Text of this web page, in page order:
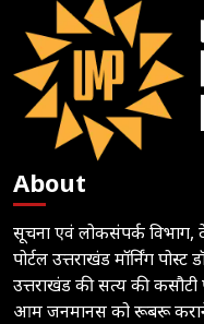
About
सूचना एवं लोकसंपर्क विभाग,
पोर्टल उत्तराखंड मॉर्निंग
उत्तराखंड की सत्य की
आम जनमानस को रूबरू कराने